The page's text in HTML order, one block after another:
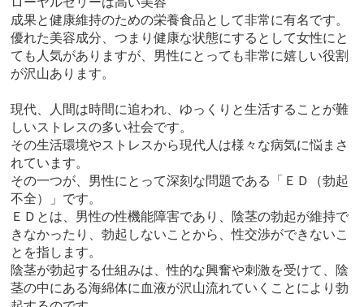
成果と健康維持のための栄養食品として非常に有名です。
優れた美容成分、つまり健康な状態にするとして女性にと
ても人気がありますが、男性にとっても非常に嬉しい役割
が沢山あります。
現代、人間は時間に追われ、ゆっくりと生活することが難
しいストレスの多い社会です。
その生活環境やストレスから現代人は様々な病気に悩まさ
れています。
その一つが、男性にとって深刻な問題である「ＥＤ（勃起
不全）」です。
ＥＤとは、男性の性機能障害であり、陰茎の勃起が維持で
きなかったり、勃起しないことから、性交渉ができないこ
とを指します。
陰茎が勃起する仕組みは、性的な興奮や刺激を受けて、陰
茎の中にある海綿体に血液が沢山流れていくことにより勃